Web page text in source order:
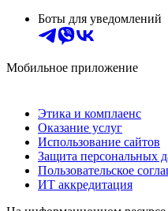
Боты для уведомлений
Мобильное приложение
Этика и комплаенс
Оказание услуг
Использование сайтов
Защита персональных
Пользовательское
ИТ аккредитация